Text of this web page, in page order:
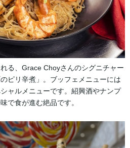
る、Grace Choyさんのシグニチャー
ピリ辛煮」。ブッフェメニューには
ャルメニューです。紹興酒やナンプ
で食が進む絶品です。